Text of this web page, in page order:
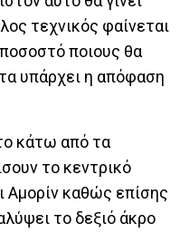
τεχνικός φαίνεται
ποιους θα
υπάρχει η απόφαση
κάτω από τα
το κεντρικό
Αμορίν καθώς επίσης
το δεξιό άκρο